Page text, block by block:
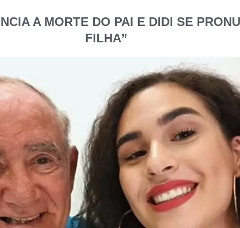
A MORTE DO PAI E DIDI SE
FILHA”